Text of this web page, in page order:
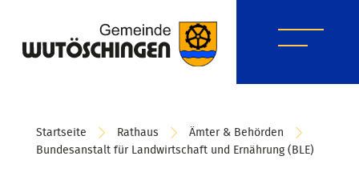
Startseite Rathaus
Ämter & Behörden
Bundesanstalt für Landwirtschaft und Ernährung (BLE)